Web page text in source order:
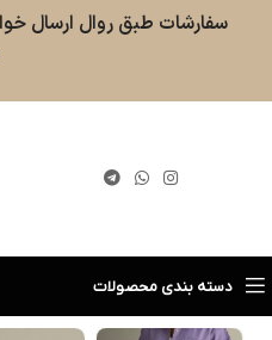
دسته بندی محصولات